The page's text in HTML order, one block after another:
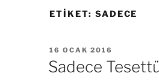
ETIKET: SADECE
YAYIM
TARIHI
16 OCAK 2016
Sadece